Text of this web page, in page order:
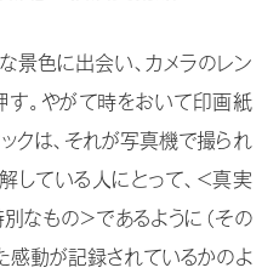
景色に出会い、カメラのレン
す。やがて時をおいて印画紙
クは、それが写真機で撮られ
している人にとって、＜真実
なもの＞であるように（その
感動が記録されているかのよ